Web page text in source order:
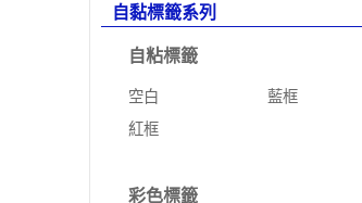
自黏標籤系列
自粘標籤
空白
藍框
紅框
彩色標籤